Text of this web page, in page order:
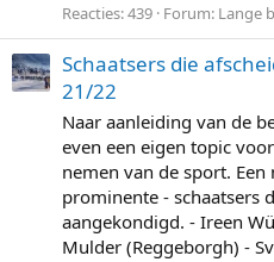
Reacties: 439 Forum: Lange
Schaatsers die
21/22
Naar aanleiding van de
even een eigen topic
nemen van de sport.
prominente - schaatsers
aangekondigd. - Ireen
Mulder (Reggeborgh) -